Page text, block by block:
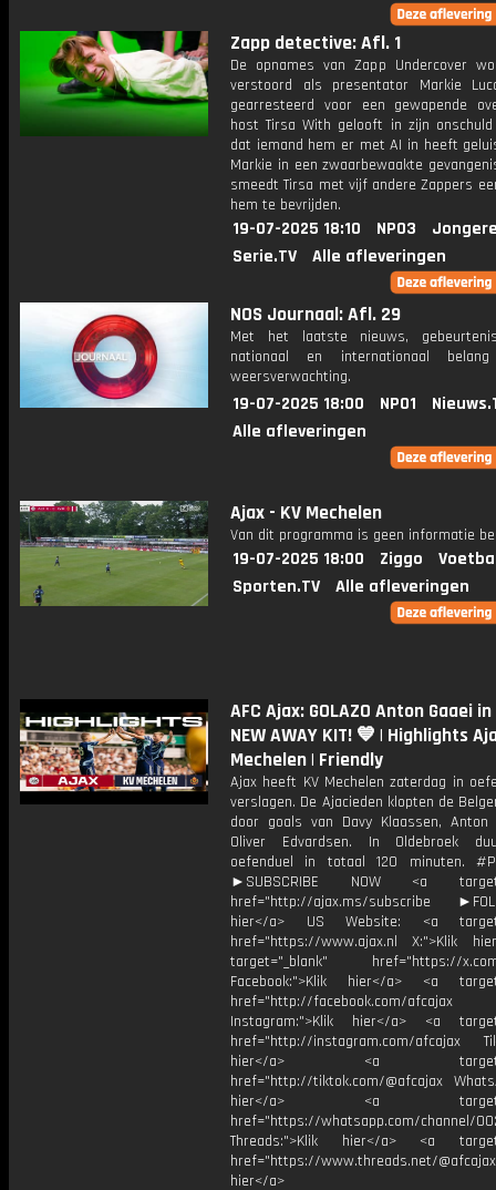
Zapp detective: Afl. 1
De opnames van Zapp Undercover
verstoord als presentator Markie
gearresteerd voor een gewapende
host Tirsa With gelooft in zijn
dat iemand hem er met AI in heeft
Markie in een zwaarbewaakte
smeedt Tirsa met vijf andere Zappers
hem te bevrijden.
19-07-2025 18:10 NPO3
Serie.TV
Alle afleveringen
NOS Journaal: Afl. 29
Met het laatste nieuws,
nationaal en internationaal
weersverwachting.
19-07-2025 18:00 NPO1
Alle afleveringen
Ajax - KV Mechelen
Van dit programma is geen informatie
19-07-2025 18:00 Ziggo
Sporten.TV
Alle afleveringen
AFC Ajax: GOLAZO Anton Gaaei
NEW AWAY KIT! 💙 | Highlights
Mechelen | Friendly
Ajax heeft KV Mechelen zaterdag in
verslagen. De Ajacieden klopten de
door goals van Davy Klaassen, Anton
Oliver Edvardsen. In Oldebroek
oefenduel in totaal 120 minuten.
►SUBSCRIBE NOW <a
href="http://ajax.ms/subscribe
hier</a> US Website: <a
href="https://www.ajax.nl X:">Klik
target="_blank" href="https://x.com/
Facebook:">Klik hier</a> <a
href="http://facebook.com/afcajax
Instagram:">Klik hier</a> <a
href="http://instagram.com/afcajax
hier</a> <a
href="http://tiktok.com/@afcajax
hier</a> <a
href="https://whatsapp.com/channel/
Threads:">Klik hier</a> <a
href="https://www.threads.net/
hier</a>